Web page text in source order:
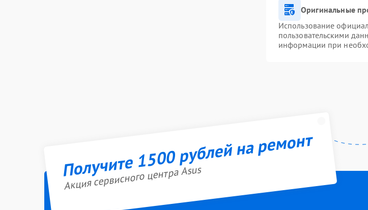
Оригинальные
Использование
пользовательскими
информации при
Получите 1500 рублей на ремонт
Акция сервисного центра Asus